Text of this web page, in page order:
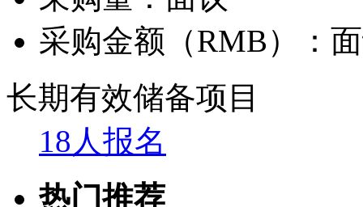
采购金额（RMB）：
长期有效储备项目
18人报名
热门推荐